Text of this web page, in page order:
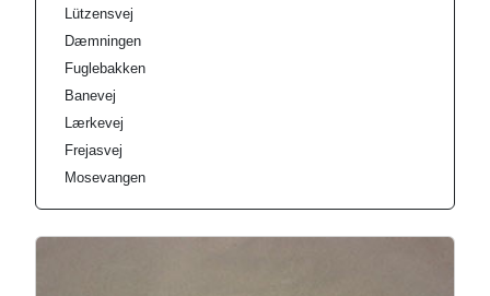
Lützensvej
Dæmningen
Fuglebakken
Banevej
Lærkevej
Frejasvej
Mosevangen